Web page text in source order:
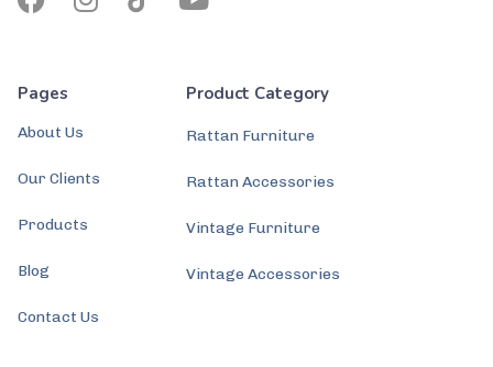
Pages
About Us
Our Clients
Products
Blog
Contact Us
Product Category
Rattan Furniture
Rattan Accessories
Vintage Furniture
Vintage Accessories